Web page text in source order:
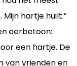
Mijn hartje huilt.”
eerbetoon:
een hartje. De
van vrienden en